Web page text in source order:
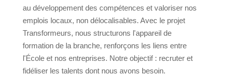
au développement des compétences et valoriser nos
emplois locaux, non délocalisables. Avec le projet
Transformeurs, nous structurons l'appareil de
formation de la branche, renforçons les liens entre
l'École et nos entreprises. Notre objectif : recruter et
fidéliser les talents dont nous avons besoin.